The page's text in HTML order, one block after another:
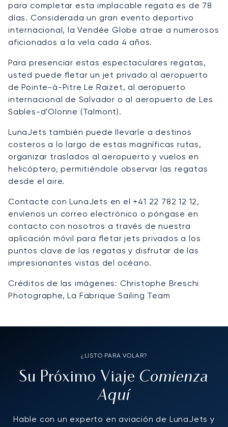
para completar esta implacable regata es de 78
días. Considerada un gran evento deportivo
internacional, la Vendée Globe atrae a numerosos
aficionados a la vela cada 4 años.
Para presenciar estas espectaculares regatas,
usted puede fletar un jet privado al aeropuerto
de Pointe-à-Pitre Le Raizet, al aeropuerto
internacional de Salvador o al aeropuerto de Les
Sables-d'Olonne (Talmont).
LunaJets también puede llevarle a destinos
costeros a lo largo de estas magníficas rutas,
organizar traslados al aeropuerto y vuelos en
helicóptero, permitiéndole observar las regatas
desde el aire.
Contacte con LunaJets en el +41 22 782 12 12,
envíenos un correo electrónico o póngase en
contacto con nosotros a través de nuestra
aplicación móvil para fletar jets privados a los
puntos clave de las regatas y disfrutar de las
impresionantes vistas del océano.
Créditos de las imágenes: Christophe Breschi
Photographe, La Fabrique Sailing Team
¿LISTO PARA VOLAR?
Su Próximo Viaje Comienza
Aquí
Hable con un experto en aviación de LunaJets y